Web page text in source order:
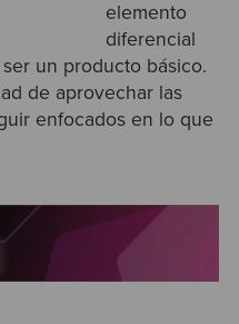
elemento
diferencial
un producto básico.
de aprovechar las
enfocados en lo que